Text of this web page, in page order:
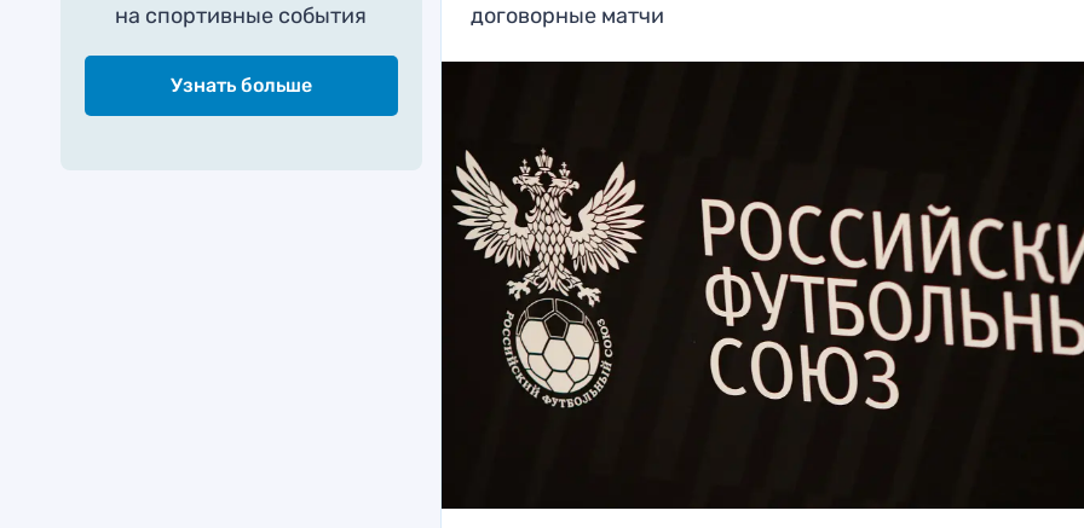
на спортивные события
Узнать больше
договорные матчи